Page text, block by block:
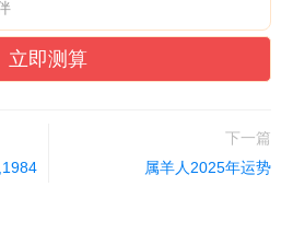
立即测算
下一篇
属羊人2025年运势